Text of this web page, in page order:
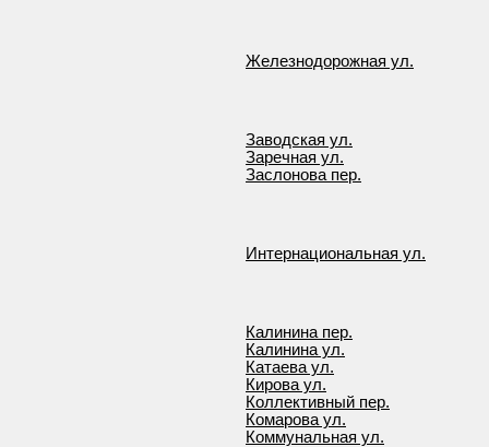
Железнодорожная ул.
Заводская ул.
Заречная ул.
Заслонова пер.
Интернациональная ул.
Калинина пер.
Калинина ул.
Катаева ул.
Кирова ул.
Коллективный пер.
Комарова ул.
Коммунальная ул.